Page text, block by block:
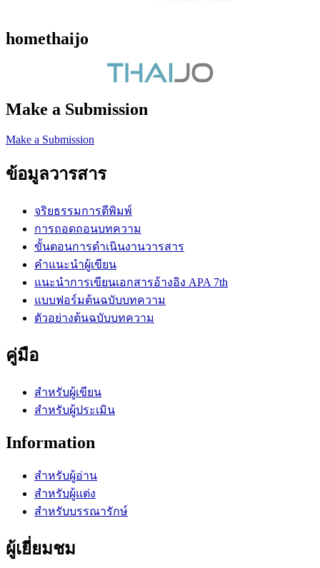
homethaijo
Make a Submission
Make a Submission
ข้อมูลวารสาร
จริยธรรมการตีพิมพ์
การถอดถอนบทความ
ขั้นตอนการดำเนินงานวารสาร
คำแนะนำผู้เขียน
แนะนำการเขียนเอกสารอ้างอิง APA 7th
แบบฟอร์มต้นฉบับบทความ
ตัวอย่างต้นฉบับบทความ
คู่มือ
สำหรับผู้เขียน
สำหรับผู้ประเมิน
Information
สำหรับผู้อ่าน
สำหรับผู้แต่ง
สำหรับบรรณารักษ์
ผู้เยี่ยมชม